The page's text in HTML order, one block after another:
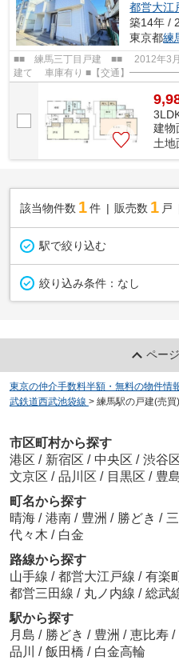
都営大江
築14年 /
東京都練
■■ 練馬三丁目戸建 ■■ 2012年3月完成 木造ストレート葺造 地上2階
建て 車庫有り ■【交通】━━━━━━━━━━━━━━━ 西武池袋線
建物
土地
該当物件数 1件 販売数 1 戸
駅で絞り込む
絞り込み条件： なし
ペー
東京の仲介手数料半額・無料の物件情
武鉄道西武池袋線 > 練馬駅の戸建(売買)
市区町村から探す
港区 / 新宿区 / 中央区 / 渋谷
文京区 / 品川区 / 目黒区 / 豊
町名から探す
晴海 / 港南 / 豊洲 / 勝どき /
代々木 / 白金
路線から探す
山手線 / 都営大江戸線 / 有楽
都営三田線 / 丸ノ内線 / 総武
駅から探す
月島 / 勝どき / 豊洲 / 恵比寿 /
品川
/ 飯田橋 / 白金高輪